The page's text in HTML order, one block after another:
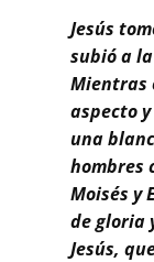
Jesús
subió a
Mientras
aspecto
una
hombres
Moisés y
de gloria
Jesús,